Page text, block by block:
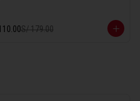
S/ 179.00